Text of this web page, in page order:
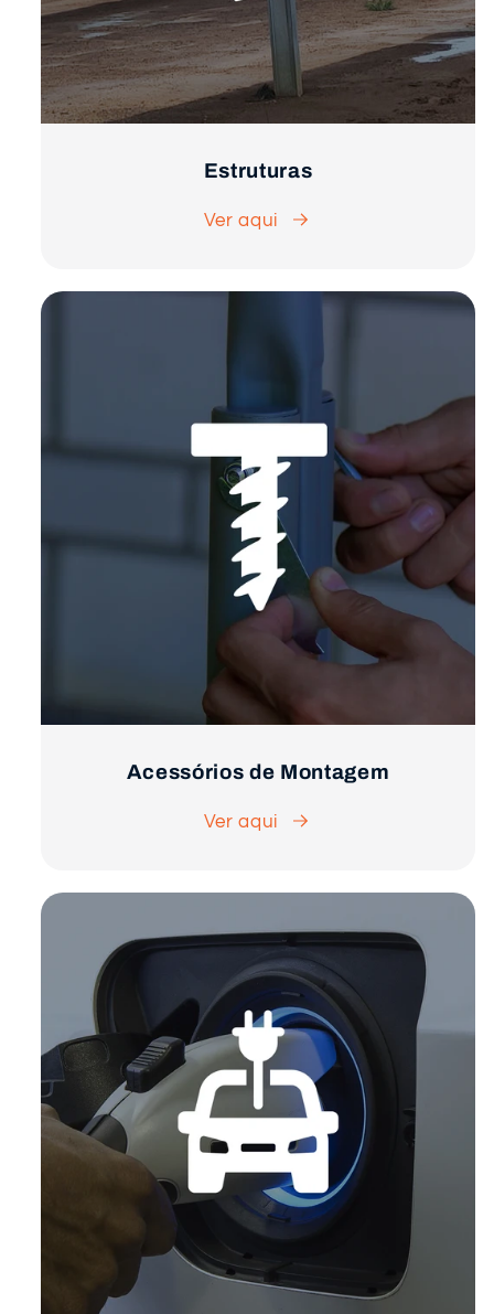
Estruturas
Ver aqui
Acessórios de Montagem
Ver aqui